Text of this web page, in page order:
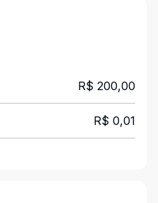
R$ 200,00
R$ 0,01